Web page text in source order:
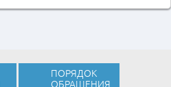
ПОРЯДОК
ОБРАЩЕНИЯ